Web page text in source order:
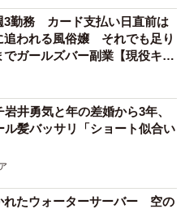
3勤務 カード支払い日直前は
われる風俗嬢 それでも足り
ガールズバー副業【現役キャ
井勇気と年の差婚から3年、
ル髪バッサリ「ショート似合い
れたウォーターサーバー 空の